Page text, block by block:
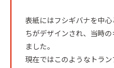
表紙にはフシギバナを中
ちがデザインされ、当時
ました。
現在ではこのようなトラ